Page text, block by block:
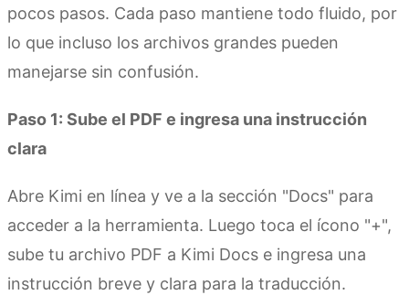
pocos pasos. Cada paso mantiene todo fluido, por
lo que incluso los archivos grandes pueden
manejarse sin confusión.
Paso 1: Sube el PDF e ingresa una instrucción
clara
Abre Kimi en línea y ve a la sección "Docs" para
acceder a la herramienta. Luego toca el ícono "+",
sube tu archivo PDF a Kimi Docs e ingresa una
instrucción breve y clara para la traducción.